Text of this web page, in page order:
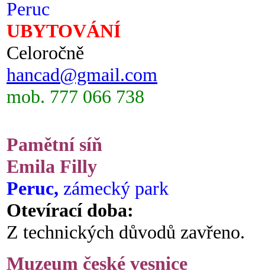
Peruc
UBYTOVÁNÍ
Celoročně
hancad@gmail.com
mob. 777 066 738
Pamětní síň
Emila Filly
Peruc, zámecký park
Otevírací doba:
Z technických důvodů zavřeno.
Muzeum české vesnice